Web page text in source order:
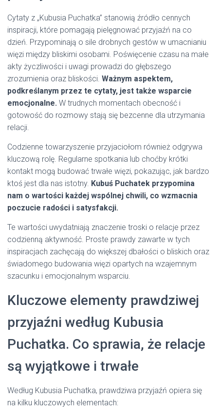
Cytaty z „Kubusia Puchatka” stanowią źródło cennych
inspiracji, które pomagają pielęgnować przyjaźń na co
dzień. Przypominają o sile drobnych gestów w umacnianiu
więzi między bliskimi osobami. Poświęcenie czasu na małe
akty życzliwości i uwagi prowadzi do głębszego
zrozumienia oraz bliskości. Ważnym aspektem,
podkreślanym przez te cytaty, jest także wsparcie
emocjonalne. W trudnych momentach obecność i
gotowość do rozmowy stają się bezcenne dla utrzymania
relacji.
Codzienne towarzyszenie przyjaciołom również odgrywa
kluczową rolę. Regularne spotkania lub choćby krótki
kontakt mogą budować trwałe więzi, pokazując, jak bardzo
ktoś jest dla nas istotny. Kubuś Puchatek przypomina
nam o wartości każdej wspólnej chwili, co wzmacnia
poczucie radości i satysfakcji.
Te wartości uwydatniają znaczenie troski o relacje przez
codzienną aktywność. Proste prawdy zawarte w tych
inspiracjach zachęcają do większej dbałości o bliskich oraz
świadomego budowania więzi opartych na wzajemnym
szacunku i emocjonalnym wsparciu.
Kluczowe elementy prawdziwej
przyjaźni według Kubusia
Puchatka. Co sprawia, że relacje
są wyjątkowe i trwałe
Według Kubusia Puchatka, prawdziwa przyjaźń opiera się
na kilku kluczowych elementach: